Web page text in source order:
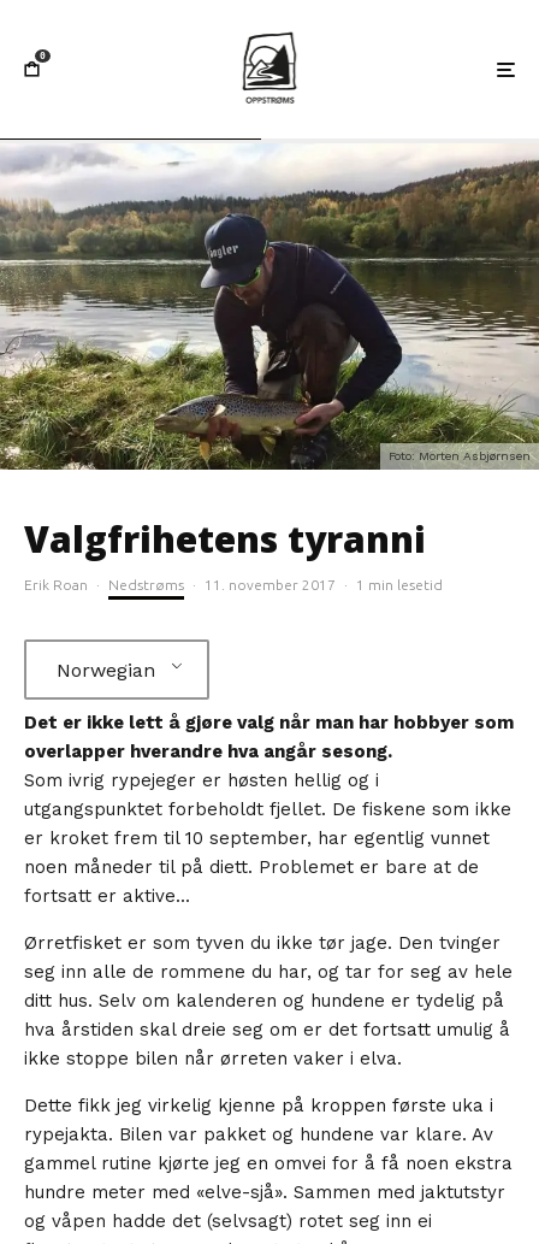
0
Foto: Morten Asbjørnsen
Valgfrihetens tyranni
Erik Roan · Nedstrøms · 11. november 2017 · 1 min lesetid
Norwegian
Det er ikke lett å gjøre valg når man har hobbyer som
overlapper hverandre hva angår sesong.
Som ivrig rypejeger er høsten hellig og i
utgangspunktet forbeholdt fjellet. De fiskene som ikke
er kroket frem til 10 september, har egentlig vunnet
noen måneder til på diett. Problemet er bare at de
fortsatt er aktive...
Ørretfisket er som tyven du ikke tør jage. Den tvinger
seg inn alle de rommene du har, og tar for seg av hele
ditt hus. Selv om kalenderen og hundene er tydelig på
hva årstiden skal dreie seg om er det fortsatt umulig å
ikke stoppe bilen når ørreten vaker i elva.
Dette fikk jeg virkelig kjenne på kroppen første uka i
rypejakta. Bilen var pakket og hundene var klare. Av
gammel rutine kjørte jeg en omvei for å få noen ekstra
hundre meter med «elve-sjå». Sammen med jaktutstyr
og våpen hadde det (selvsagt) rotet seg inn ei